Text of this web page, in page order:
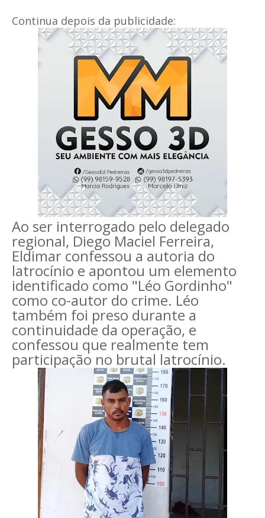
Continua depois da publicidade:
Ao ser interrogado pelo delegado
regional, Diego Maciel Ferreira,
Eldimar confessou a autoria do
latrocínio e apontou um elemento
identificado como "Léo Gordinho"
como co-autor do crime. Léo
também foi preso durante a
continuidade da operação, e
confessou que realmente tem
participação no brutal latrocínio.